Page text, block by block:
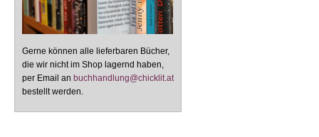
Gerne können alle lieferbaren Bücher,
die wir nicht im Shop lagernd haben,
per Email an buchhandlung@chicklit.at
bestellt werden.